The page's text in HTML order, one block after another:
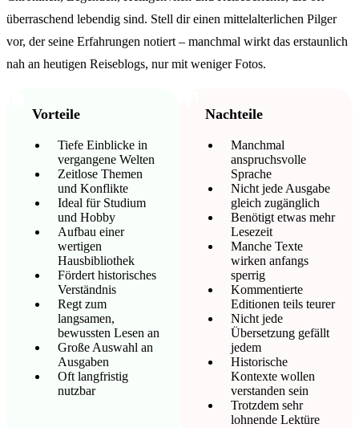
überraschend lebendig sind. Stell dir einen mittelalterlichen Pilger
vor, der seine Erfahrungen notiert – manchmal wirkt das erstaunlich
nah an heutigen Reiseblogs, nur mit weniger Fotos.
Vorteile
Tiefe Einblicke in
vergangene Welten
Zeitlose Themen
und Konflikte
Ideal für Studium
und Hobby
Aufbau einer
wertigen
Hausbibliothek
Fördert historisches
Verständnis
Regt zum
langsamen,
bewussten Lesen an
Große Auswahl an
Ausgaben
Oft langfristig
nutzbar
Nachteile
Manchmal
anspruchsvolle
Sprache
Nicht jede Ausgabe
gleich zugänglich
Benötigt etwas mehr
Lesezeit
Manche Texte
wirken anfangs
sperrig
Kommentierte
Editionen teils teurer
Nicht jede
Übersetzung gefällt
jedem
Historische
Kontexte wollen
verstanden sein
Trotzdem sehr
lohnende Lektüre